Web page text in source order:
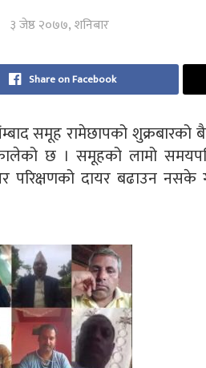
३ जेष्ठ २०७७, शनिबार
Share on Facebook
समूह रामेछापको
छ । समूहको लामो
परिक्षणको दायर बढाउन